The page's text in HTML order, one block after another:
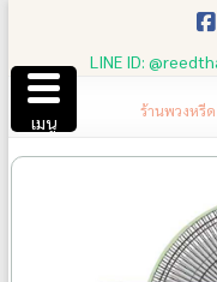
content
LINE ID:
ร้านพวงหรี
เมนู